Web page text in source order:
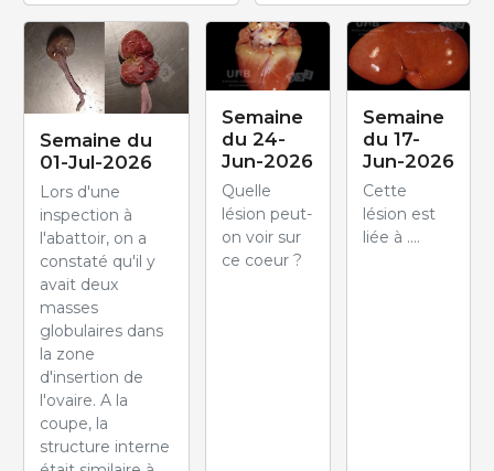
Semaine du
01-Jul-2026
Lors d'une
inspection à
l'abattoir, on a
constaté qu'il y
avait deux
masses
globulaires dans
la zone
d'insertion de
l'ovaire. A la
coupe, la
structure interne
Semaine
du 24-
Jun-2026
Quelle
lésion peut-
on voir sur
ce coeur ?
Semaine
du 17-
Jun-2026
Cette
lésion est
liée à ....